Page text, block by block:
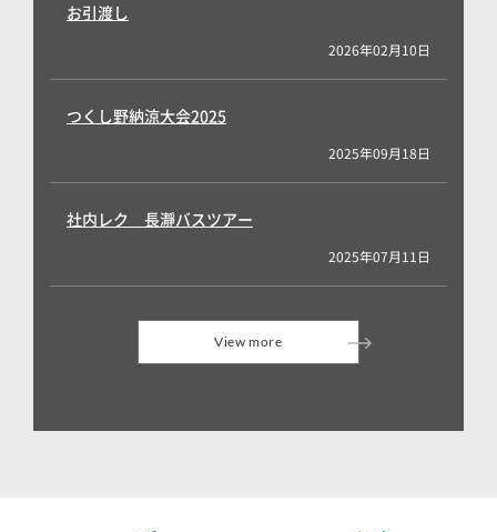
お引渡し
2026年02月10日
つくし野納涼大会2025
2025年09月18日
社内レク 長瀞バスツアー
2025年07月11日
View more